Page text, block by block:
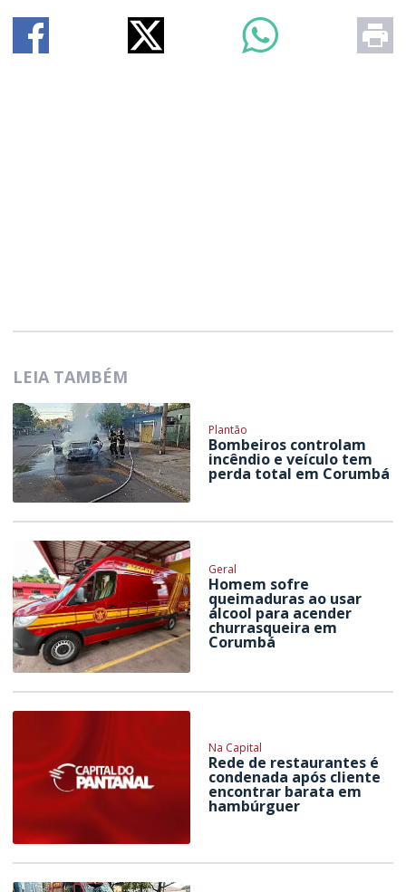
LEIA TAMBÉM
Plantão
Bombeiros controlam
incêndio e veículo tem
perda total em Corumbá
Geral
Homem sofre
queimaduras ao usar
álcool para acender
churrasqueira em
Corumbá
Na Capital
Rede de restaurantes é
condenada após cliente
encontrar barata em
hambúrguer